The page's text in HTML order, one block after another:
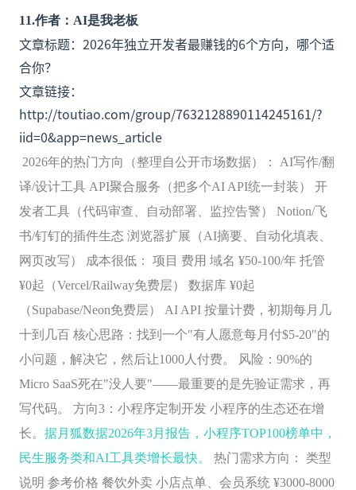
11.作者：AI是我老板
文章标题：2026年独立开发者最赚钱的6个方向，哪个适
合你？
文章链接：
http://toutiao.com/group/7632128890114245161/?
iid=0&app=news_article
2026年的热门方向（整理自公开市场数据）： AI写作/翻
译/设计工具 API聚合服务（把多个AI API统一封装） 开
发者工具（代码审查、自动部署、监控告警） Notion/飞
书/钉钉的插件生态 浏览器扩展（AI摘要、自动化填表、
网页改写） 成本很低： 项目 费用 域名 ¥50-100/年 托管
¥0起（Vercel/Railway免费层） 数据库 ¥0起
（Supabase/Neon免费层） AI API 按量计费，初期每月几
十到几百 核心思路：找到一个"有人愿意每月付$5-20"的
小问题，解决它，然后让1000人付费。 风险：90%的
Micro SaaS死在"没人要"——最重要的是先验证需求，再
写代码。 方向3：小程序定制开发 小程序的生态还在增
长。 据月狐数据2026年3月报告，小程序TOP100榜单中，
民生服务类和AI工具类增长最快。 热门需求方向：
类型
说明 参考价格 餐饮外卖 小店点单、会员系统 ¥3000-8000